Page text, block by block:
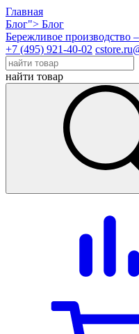
Главная
Блог"> Блог
Бережливое производство
+7 (495) 921-40-02
найти товар